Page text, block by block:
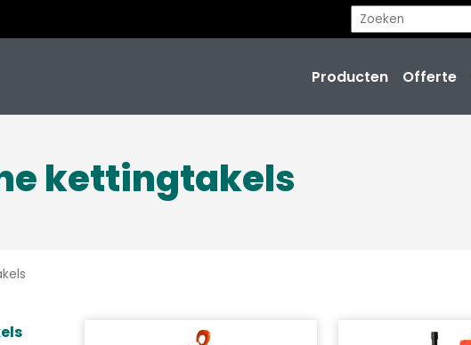
Producten Offerte
kettingtakels